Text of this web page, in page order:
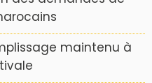
maintenu à